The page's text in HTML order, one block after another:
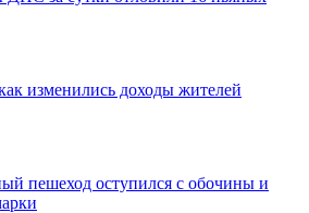
изменились доходы жителей
пешеход оступился с обочины и